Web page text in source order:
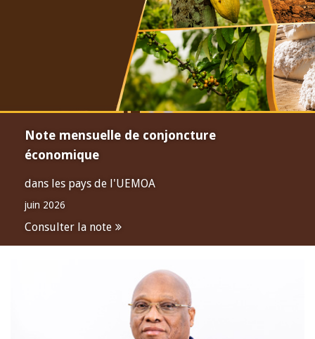
Note mensuelle de conjoncture
économique
dans les pays de l'UEMOA
juin 2026
Consulter la note